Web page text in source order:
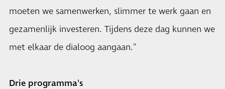
moeten we samenwerken, slimmer te werk gaan en
gezamenlijk investeren. Tijdens deze dag kunnen we
met elkaar de dialoog aangaan."
Drie programma's